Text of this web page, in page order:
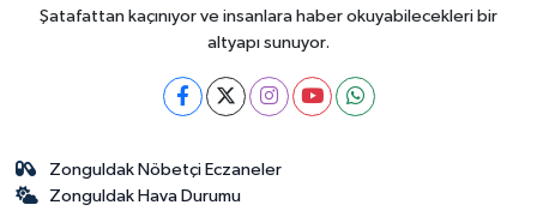
Şatafattan kaçınıyor ve insanlara haber okuyabilecekleri bir
altyapı sunuyor.
Zonguldak Nöbetçi Eczaneler
Zonguldak Hava Durumu